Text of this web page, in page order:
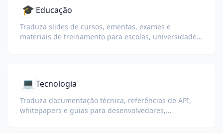
🎓 Educação
Traduza slides de cursos, ementas, exames e
materiais de treinamento para escolas, universidades
💻 Tecnologia
Traduza documentação técnica, referências de API,
whitepapers e guias para desenvolvedores,